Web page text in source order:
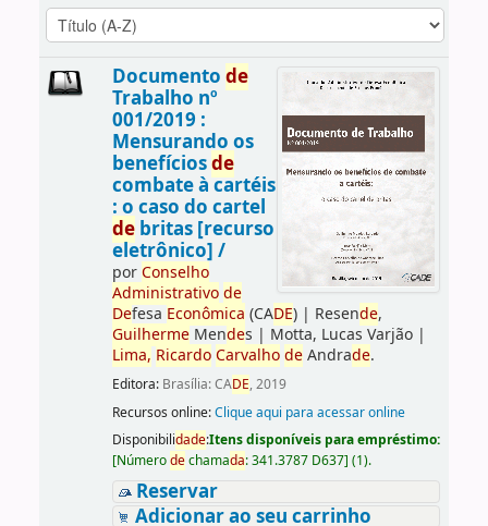
Documento de
Trabalho nº
001/2019 :
Mensurando os
benefíciosde
combate à cartéis
: o caso do cartel
debritas [recurso
eletrônico] /
porConselho
Administrativo de
Defesa Econômica (CADE)| Resende,
GuilhermeMendes | Motta, Lucas Varjão|
Lima, Ricardo Carvalho deAndrade.
Editora: Brasília: CADE, 2019
Recursos online:Clique aqui para acessar online
Disponibilidade:Itens disponíveis para empréstimo:
[Númerodechamada:341.3787 D637] (1).
Reservar
Adicionar ao seu carrinho